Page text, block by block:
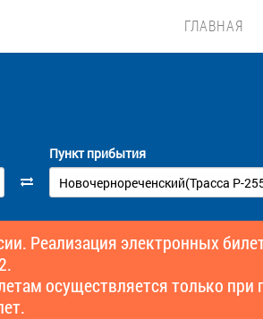
ГЛАВНАЯ
Пункт прибытия
Реализация электронных
осуществляется только